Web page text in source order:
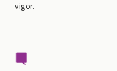
vigor.